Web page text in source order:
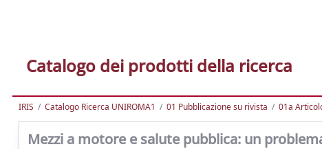
Catalogo dei prodotti della ricerca
IRIS Catalogo Ricerca UNIROMA1 01 Pubblicazione su rivista 01a
Mezzi a motore e salute pubblica: un